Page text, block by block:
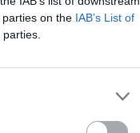
on the IAB’s List of
el